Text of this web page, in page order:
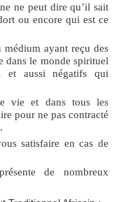
ne peut dire qu’il sait
ou encore qui est ce
ayant reçu des
dans le monde spirituel
et aussi négatifs qui
vie et dans tous les
pour ne pas contracté
satisfaire en cas de
de nombreux